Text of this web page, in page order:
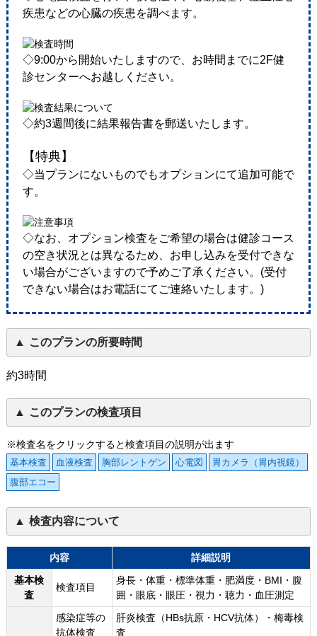
疾患などの心臓の疾患を調べます。
◇9:00から開始いたしますので、お時間までに2F健
診センターへお越しください。
◇約3週間後に結果報告書を郵送いたします。
【特典】
◇当プランにないものでもオプションにて追加可能で
す。
◇なお、オプション検査をご希望の場合は健診コース
の空き状況とは異なるため、お申し込みを受付できな
い場合がございますので予めご了承ください。(受付
できない場合はお電話にてご連絡いたします。)
このプランの所要時間
約3時間
このプランの検査項目
※検査名をクリックすると検査項目の説明が出ます
基本検査 血液検査 胸部レントゲン 心電図
胃カメラ（胃内視鏡）
腹部エコー
検査内容について
内容
詳細説明
基本検
査
検査項目
身長・体重・標準体重・肥満度・BMI・腹
囲・眼底・眼圧・視力・聴力・血圧測定
感染症等の
抗体検査
肝炎検査（HBs抗原・HCV抗体）・梅毒検
査